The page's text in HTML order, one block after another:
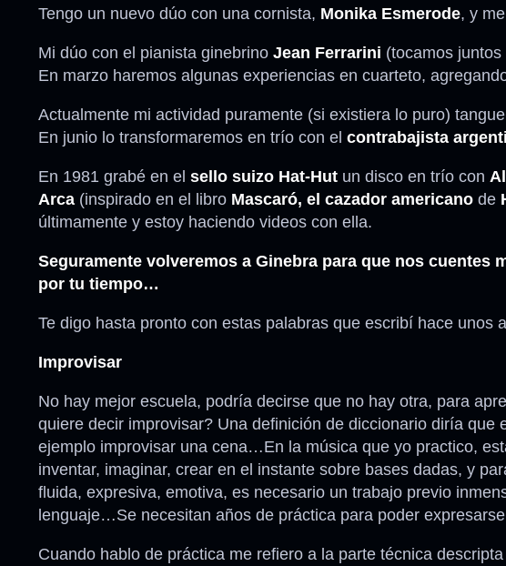
Tengo un nuevo dúo con una cornista, Monika Esmerode, y
Mi dúo con el pianista ginebrino Jean Ferrarini (tocamos
En marzo haremos algunas experiencias en cuarteto,
Actualmente mi actividad puramente (si existiera lo puro)
En junio lo transformaremos en trío con el contrabajista
En 1981 grabé en el sello suizo Hat-Hut un disco en trío con
Arca (inspirado en el libro Mascaró, el cazador americano de
últimamente y estoy haciendo videos con ella.
Seguramente volveremos a Ginebra para que nos
por tu tiempo…
Te digo hasta pronto con estas palabras que escribí hace unos
Improvisar
No hay mejor escuela, podría decirse que no hay otra, para
quiere decir improvisar? Una definición de diccionario diría
ejemplo improvisar una cena…En la música que yo practico,
inventar, imaginar, crear en el instante sobre bases dadas, y
fluida, expresiva, emotiva, es necesario un trabajo previo
lenguaje…Se necesitan años de práctica para poder
Cuando hablo de práctica me refiero a la parte técnica